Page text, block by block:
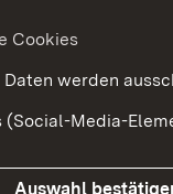
Cookies
werden
Media-
Auswahl